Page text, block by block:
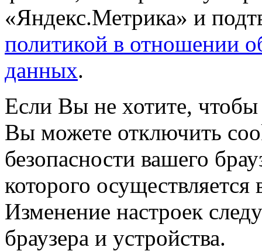
«Яндекс.Метрика» и
политикой в отношении
данных.
Если Вы не хотите,
Вы можете отключить
безопасности вашего
которого
Изменение настроек
браузера и устройства.